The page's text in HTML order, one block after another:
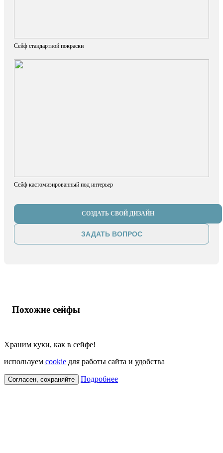
Сейф стандартной покраски
Сейф кастомизированный под интерьер
СОЗДАТЬ СВОЙ ДИЗАЙН
ЗАДАТЬ ВОПРОС
Похожие сейфы
Храним куки, как в сейфе!
используем cookie для работы сайта и удобства
Согласен, сохраняйте Подробнее